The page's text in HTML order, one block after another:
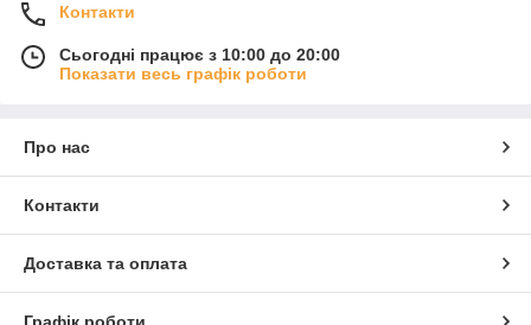
Контакти
Сьогодні працює з 10:00 до 20:00
Показати весь графік роботи
Про нас
Контакти
Доставка та оплата
Графік роботи